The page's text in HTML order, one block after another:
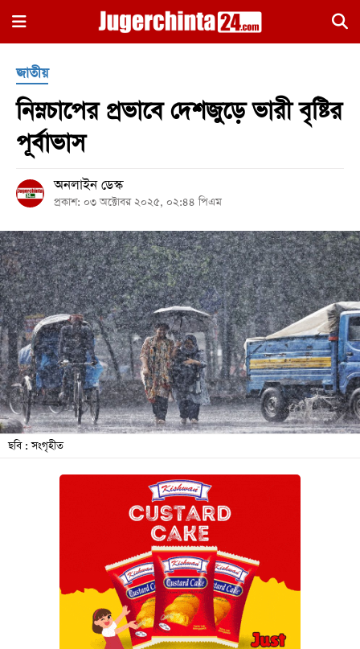
×
হোম
জাতীয়
রাজনীতি
সারাদেশ
আন্তর্জাতিক
খেলা
বিনোদন
অর্থনীতি
চাকরি
জাতীয়
নিম্নচাপের প্রভাবে দেশজুড়ে ভারী বৃষ্টির
পূর্বাভাস
অনলাইন ডেস্ক
প্রকাশ: ০৩ অক্টোবর ২০২৫, ০২:৪৪ পিএম
ছবি : সংগৃহীত